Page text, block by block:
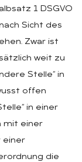
1 DSGVO
Sicht des
Zwar ist
weit zu
Stelle“ in
offen
in einer
mit einer
einer
die